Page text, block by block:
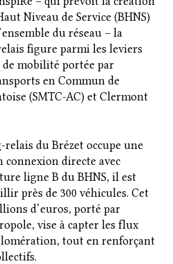
Niveau de Service (BHNS)
du réseau – la
figure parmi les leviers
mobilité portée par
en Commun de
(SMTC-AC) et Clermont
du Brézet occupe une
connexion directe avec
ligne B du BHNS, il est
près de 300 véhicules. Cet
d’euros, porté par
vise à capter les flux
tout en renforçant